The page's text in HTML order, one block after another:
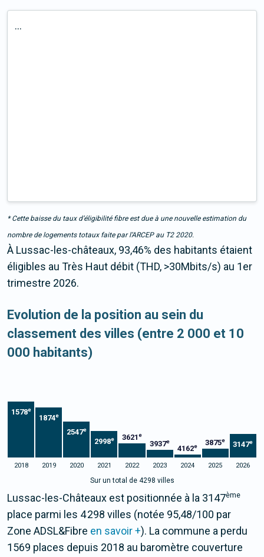
...
* Cette baisse du taux d’éligibilité fibre est due à une nouvelle estimation du
nombre de logements totaux faite par l’ARCEP au T2 2020.
À Lussac-les-châteaux, 93,46% des habitants étaient
éligibles au Très Haut débit (THD, >30Mbits/s) au 1er
trimestre 2026.
Evolution de la position au sein du
classement des villes (entre 2 000 et 10
000 habitants)
1578e
1874e
2547e
2998e 3621 e
3937e
4162e 3875e 3147e
2018 2019 2020 2021 2022 2023 2024 2025 2026
Sur un total de 4298 villes
Lussac-les-Châteaux est positionnée à la 3147ème
place parmi les 4 298 villes (notée 95,48/100 par
Zone ADSL&Fibre en savoir +). La commune a perdu
1569 places depuis 2018 au baromètre couverture